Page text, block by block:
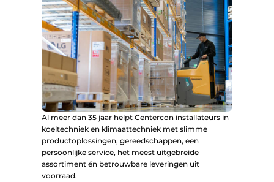
Al meer dan 35 jaar helpt Centercon installateurs in
koeltechniek en klimaattechniek met slimme
productoplossingen, gereedschappen, een
persoonlijke service, het meest uitgebreide
assortiment én betrouwbare leveringen uit
voorraad.